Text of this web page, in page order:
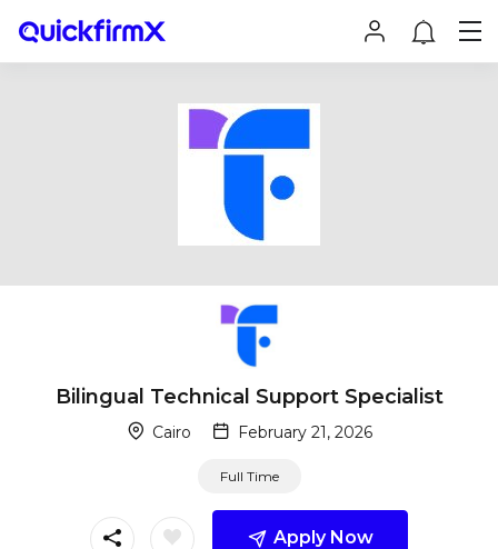
Bilingual Technical Support Specialist
Cairo February 21, 2026
Full Time
Apply Now